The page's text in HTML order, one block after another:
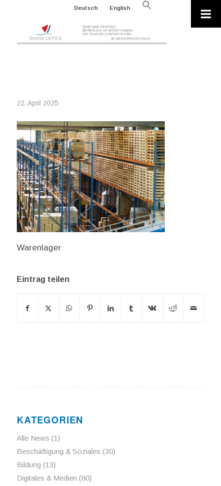
Deutsch English
Search
22. April 2025
Warenlager
Eintrag teilen
KATEGORIEN
Alle News (1)
Beschäftigung & Soziales (30)
Bildung (13)
Digitales & Medien (60)